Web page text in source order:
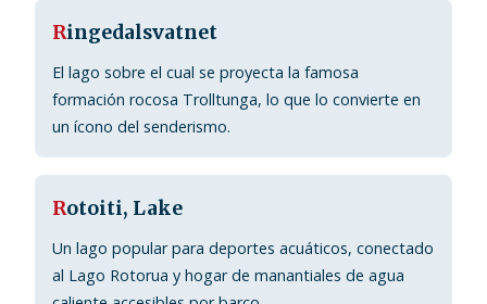
Ringedalsvatnet
El lago sobre el cual se proyecta la famosa
formación rocosa Trolltunga, lo que lo convierte en
un ícono del senderismo.
Rotoiti, Lake
Un lago popular para deportes acuáticos, conectado
al Lago Rotorua y hogar de manantiales de agua